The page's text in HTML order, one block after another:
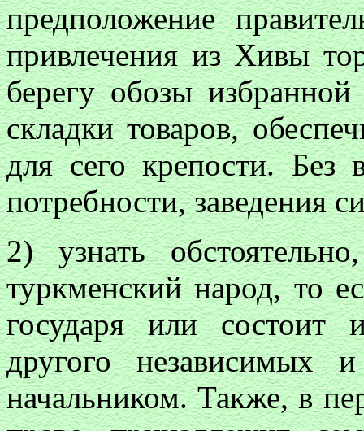
предположение
привлечения из Хивы
берегу обозы
складки товаров,
для сего крепости.
потребности, заведения
2) узнать
туркменский народ, то
государя или
другого независимых
начальником. Также, в